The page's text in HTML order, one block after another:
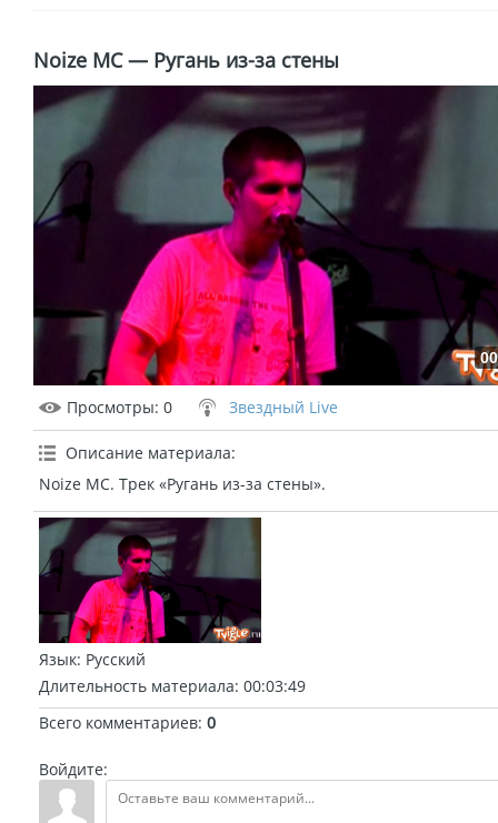
Noize MC — Ругань из-за стены
Просмотры: 0 Звездный Live
Описание материала:
Noize MC. Трек «Ругань из-за стены».
Язык: Русский
Длительность материала: 00:03:49
Всего комментариев: 0
Войдите: